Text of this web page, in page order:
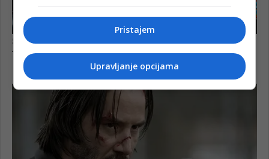
Pristajem
Upravljanje opcijama